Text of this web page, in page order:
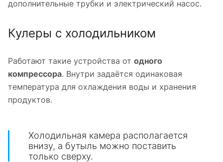
дополнительные трубки и электрический насос.
Кулеры с холодильником
Работают такие устройства от одного
компрессора. Внутри задаётся одинаковая
температура для охлаждения воды и хранения
продуктов.
Холодильная камера располагается
внизу, а бутыль можно поставить
только сверху.